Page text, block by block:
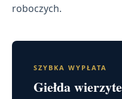
roboczych.
SZYBKA WYPŁATA
Giełda